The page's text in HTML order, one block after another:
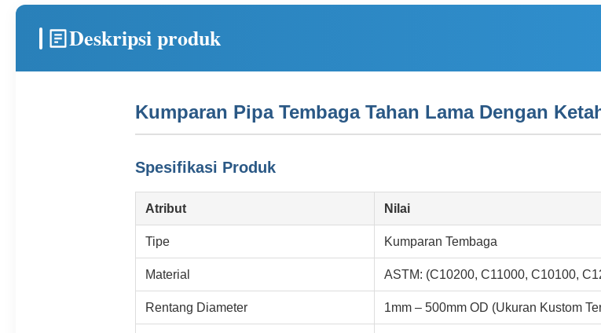
Deskripsi produk
Kumparan Pipa Tembaga Tahan Lama Dengan
Spesifikasi Produk
Atribut Nilai
Tipe Kumparan Tembaga
Material ASTM: (C10200, C11000, C10100,
Rentang Diameter 1mm – 500mm OD (Ukuran Kustom